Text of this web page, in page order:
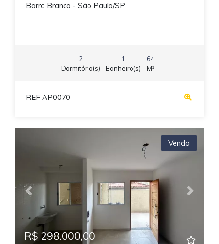
Barro Branco - São Paulo/SP
2
Dormitório(s)
1
Banheiro(s)
64
M²
REF AP0070
Previous Next
Venda
R$ 298.000,00